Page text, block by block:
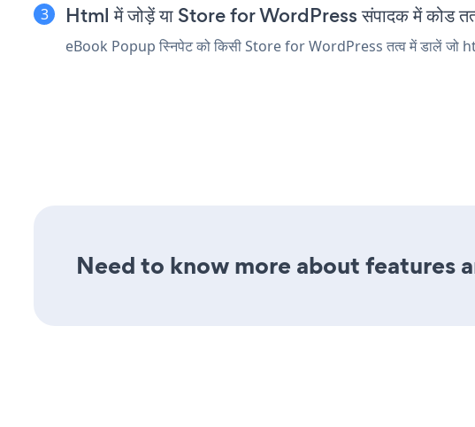
Html में जोड़ें या Store for WordPress संपादक में कोड
eBook Popup स्निपेट को किसी Store for WordPress तत्व में डालें जो
Need to know more about features